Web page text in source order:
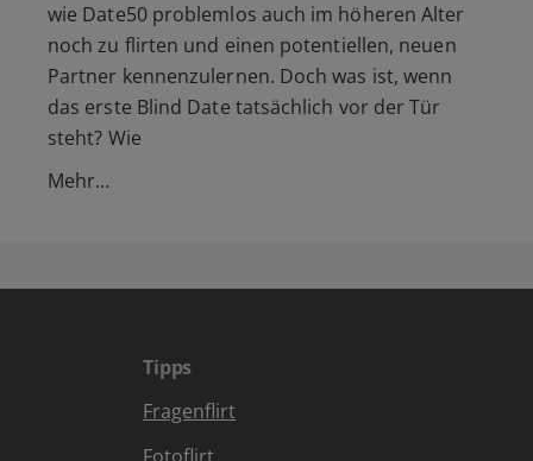
wie Date50 problemlos auch im höheren Alter
noch zu flirten und einen potentiellen, neuen
Partner kennenzulernen. Doch was ist, wenn
das erste Blind Date tatsächlich vor der Tür
steht? Wie
Mehr…
Tipps
Fragenflirt